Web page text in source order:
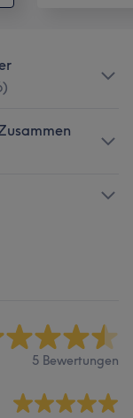
)
5 Bewertungen